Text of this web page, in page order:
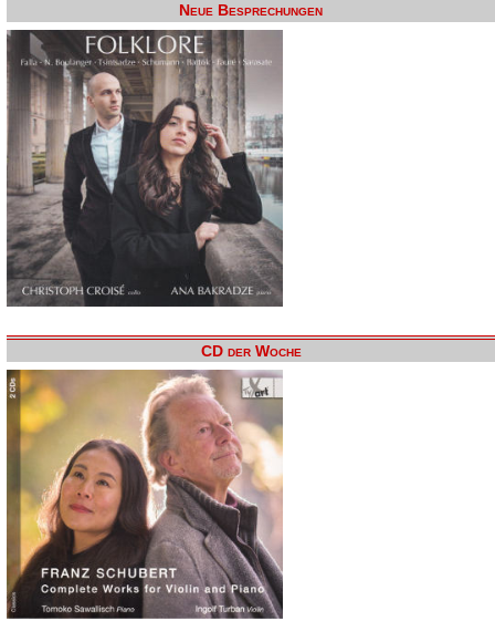
Neue Besprechungen
CD der Woche